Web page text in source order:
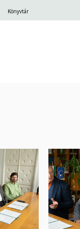
Könyvtár